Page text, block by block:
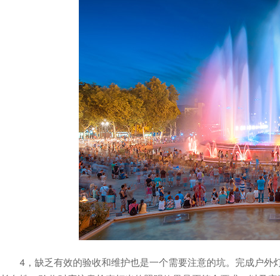
4，缺乏有效的验收和维护也是一个需要注意的坑。完成户